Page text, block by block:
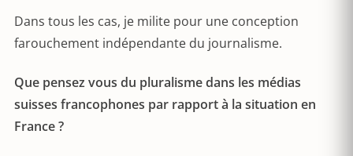
Dans tous les cas, je milite pour une conception
farouchement indépendante du journalisme.
Que pensez vous du pluralisme dans les médias
suisses francophones par rapport à la situation en
France ?